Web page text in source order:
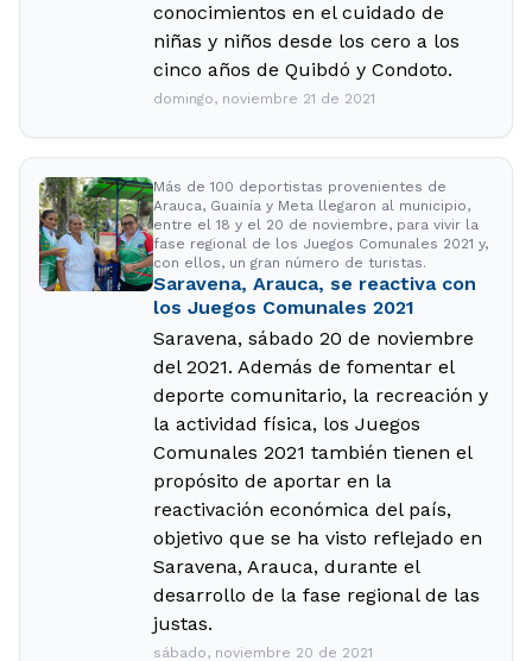
conocimientos en el cuidado de
niñas y niños desde los cero a los
cinco años de Quibdó y Condoto.
domingo, noviembre 21 de 2021
Más de 100 deportistas provenientes de
Arauca, Guainía y Meta llegaron al municipio,
entre el 18 y el 20 de noviembre, para vivir la
fase regional de los Juegos Comunales 2021 y,
con ellos, un gran número de turistas.
Saravena, Arauca, se reactiva con
los Juegos Comunales 2021
Saravena, sábado 20 de noviembre
del 2021. Además de fomentar el
deporte comunitario, la recreación y
la actividad física, los Juegos
Comunales 2021 también tienen el
propósito de aportar en la
reactivación económica del país,
objetivo que se ha visto reflejado en
Saravena, Arauca, durante el
desarrollo de la fase regional de las
justas.
sábado, noviembre 20 de 2021